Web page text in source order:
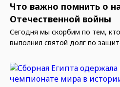
Что важно помнить о
Отечественной войны
Сегодня мы скорбим по тем,
выполнил святой долг по